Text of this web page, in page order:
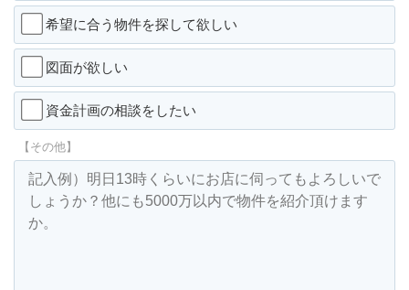
希望に合う物件を探して欲しい
図面が欲しい
資金計画の相談をしたい
【その他】